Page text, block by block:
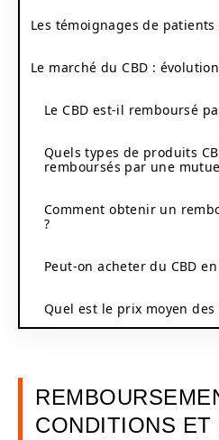
Les témoignages de
Le marché du CBD :
Le CBD est-il remboursé
Quels types de produits
remboursés par une
Comment obtenir un
?
Peut-on acheter du CBD
Quel est le prix moyen des
CONDITIONS ET